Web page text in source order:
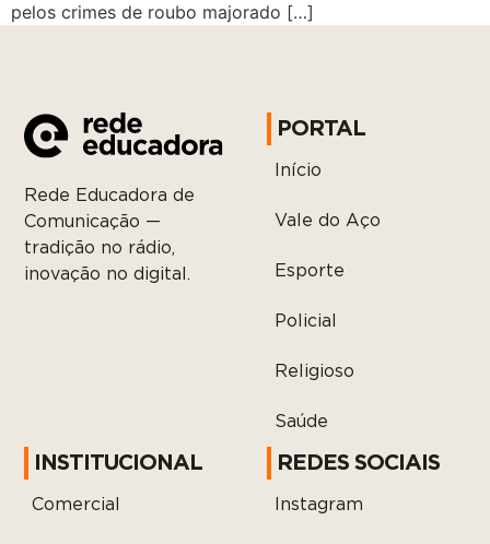
pelos crimes de roubo majorado […]
Rede Educadora de
Comunicação —
tradição no rádio,
inovação no digital.
PORTAL
Início
Vale do Aço
Esporte
Policial
Religioso
Saúde
INSTITUCIONAL
Comercial
REDES SOCIAIS
Instagram